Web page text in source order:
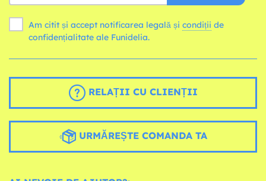
Am citit și accept notificarea legală și condiții
confidențialitate ale Funidelia.
RELAȚII CU CLIENȚII
URMĂREȘTE COMANDA TA